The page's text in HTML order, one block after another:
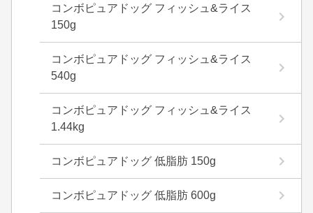
コンボピュアドッグ フィッシュ&ライス
150g
コンボピュアドッグ フィッシュ&ライス
540g
コンボピュアドッグ フィッシュ&ライス
1.44kg
コンボピュアドッグ 低脂肪 150g
コンボピュアドッグ 低脂肪 600g